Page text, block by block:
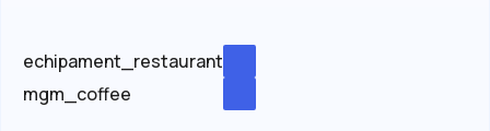
echipament_restaurant
mgm_coffee